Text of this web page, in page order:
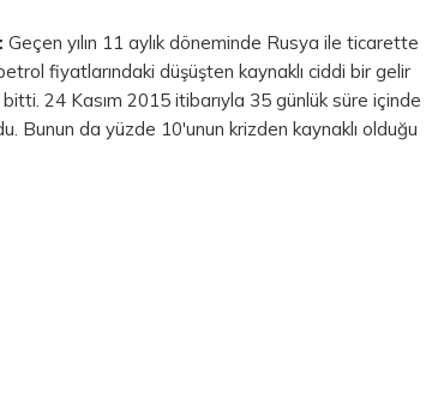
Geçen yılın 11 aylık döneminde Rusya ile ticarette
fiyatlarındaki düşüşten kaynaklı ciddi bir gelir
24 Kasım 2015 itibarıyla 35 günlük süre içinde
Bunun da yüzde 10'unun krizden kaynaklı olduğu